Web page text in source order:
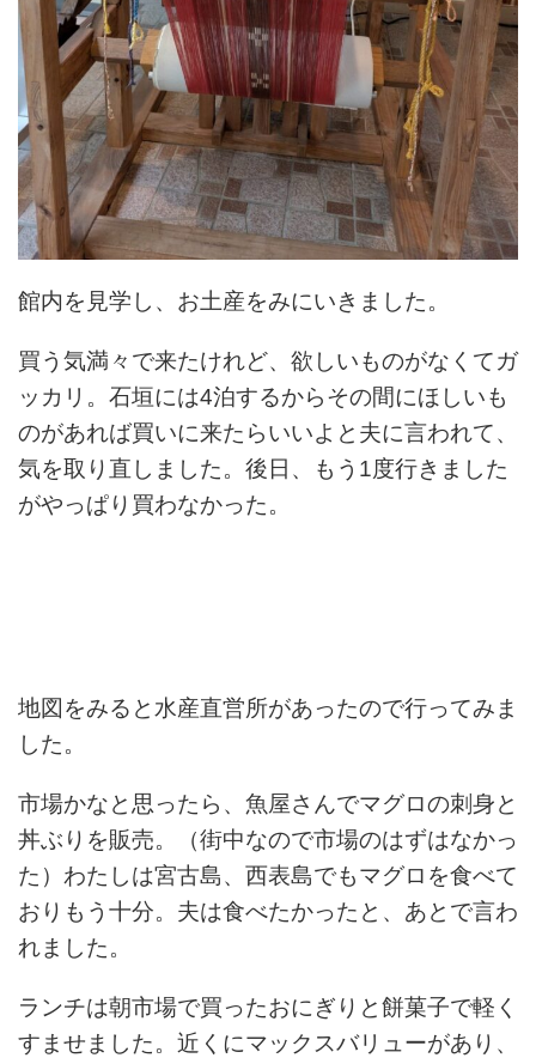
館内を見学し、お土産をみにいきました。
買う気満々で来たけれど、欲しいものがなくてガ
ッカリ。石垣には4泊するからその間にほしいも
のがあれば買いに来たらいいよと夫に言われて、
気を取り直しました。後日、もう1度行きました
がやっぱり買わなかった。
地図をみると水産直営所があったので行ってみま
した。
市場かなと思ったら、魚屋さんでマグロの刺身と
丼ぶりを販売。（街中なので市場のはずはなかっ
た）わたしは宮古島、西表島でもマグロを食べて
おりもう十分。夫は食べたかったと、あとで言わ
れました。
ランチは朝市場で買ったおにぎりと餅菓子で軽く
すませました。近くにマックスバリューがあり、